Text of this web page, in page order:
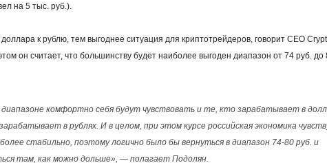
на 5 тыс. руб.).
к рублю, тем выгоднее ситуация для криптотрейдеров, говорит CEO
он считает, что большинству будет наиболее выгоден диапазон от 74 руб. до
комфортно себя будут чувствовать и те, кто зарабатывает в
в рублях. И в целом, при этом курсе российская экономика
стабильно, поэтому логично было бы вернуться в диапазон 74-80 руб. и
там, как можно дольше», — полагает Подолян.